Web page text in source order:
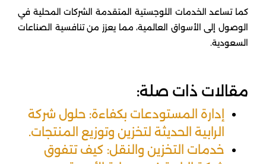
كما تساعد الخدمات اللوجستية المتقدمة الشركات المحلية في
الوصول إلى الأسواق العالمية، مما يعزز من تنافسية الصناعات
السعودية.
مقالات ذات صلة:
إدارة المستودعات بكفاءة: حلول شركة
الرابية الحديثة لتخزين وتوزيع المنتجات.
خدمات التخزين والنقل: كيف تتفوق